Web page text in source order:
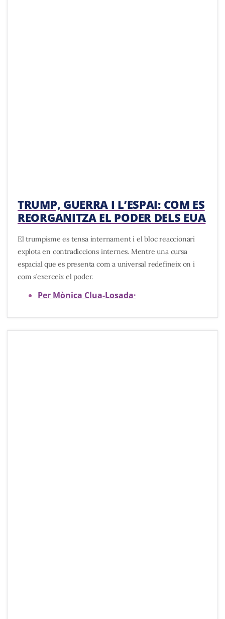
TRUMP, GUERRA I L’ESPAI: COM ES
REORGANITZA EL PODER DELS EUA
El trumpisme es tensa internament i el bloc reaccionari
explota en contradiccions internes. Mentre una cursa
espacial que es presenta com a universal redefineix on i
com s’exerceix el poder.
Per Mònica Clua-Losada·